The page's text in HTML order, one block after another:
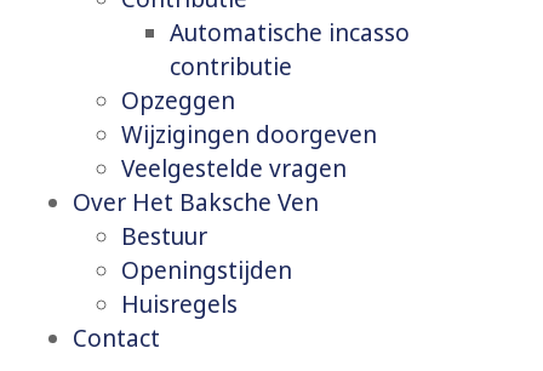
Automatische incasso
contributie
Opzeggen
Wijzigingen doorgeven
Veelgestelde vragen
Over Het Baksche Ven
Bestuur
Openingstijden
Huisregels
Contact